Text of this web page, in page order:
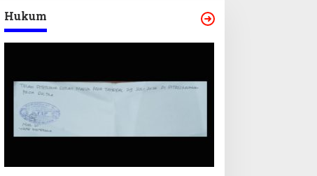
Hukum